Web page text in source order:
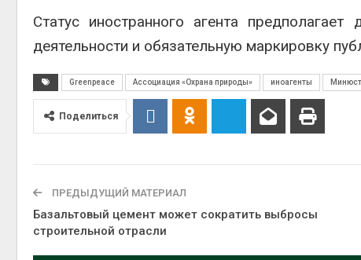
Статус иностранного агента
деятельности и обязательную маркировку
Greenpeace Ассоциация «Охрана природы» иноагенты
Поделиться
ПРЕДЫДУЩИЙ МАТЕРИАЛ
Базальтовый цемент может сократить выбросы
строительной отрасли